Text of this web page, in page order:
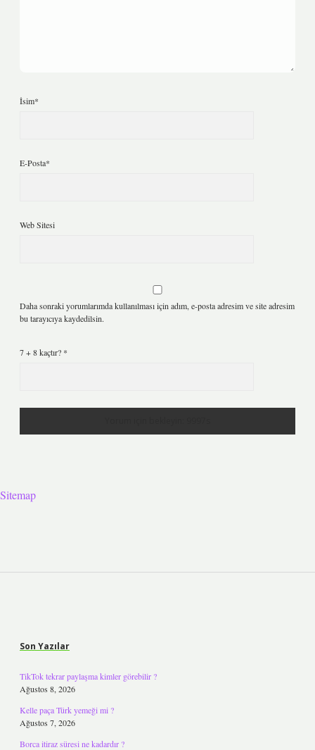
İsim*
E-Posta*
Web Sitesi
Daha sonraki yorumlarımda kullanılması için adım, e-posta adresim ve site adresim
bu tarayıcıya kaydedilsin.
7 + 8 kaçtır? *
Sitemap
Son Yazılar
TikTok tekrar paylaşma kimler görebilir ?
Ağustos 8, 2026
Kelle paça Türk yemeği mi ?
Ağustos 7, 2026
Borca itiraz süresi ne kadardır ?